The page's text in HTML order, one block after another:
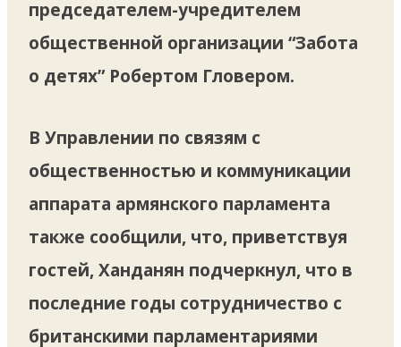
председателем-учредителем
общественной организации “Забота
о детях” Робертом Гловером.
В Управлении по связям с
общественностью и коммуникации
аппарата армянского парламента
также сообщили, что, приветствуя
гостей, Ханданян подчеркнул, что в
последние годы сотрудничество с
британскими парламентариями